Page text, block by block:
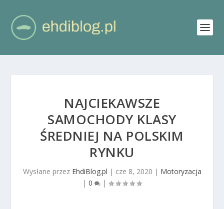
NAJCIEKAWSZE
SAMOCHODY KLASY
ŚREDNIEJ NA POLSKIM
RYNKU
Wysłane przez EhdiBlog.pl | cze 8, 2020 | Motoryzacja
| 0 |